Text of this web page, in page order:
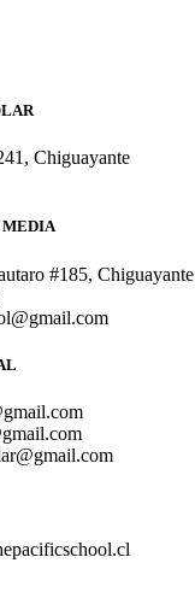
Chiguayante
MEDIA
#185, Chiguayante